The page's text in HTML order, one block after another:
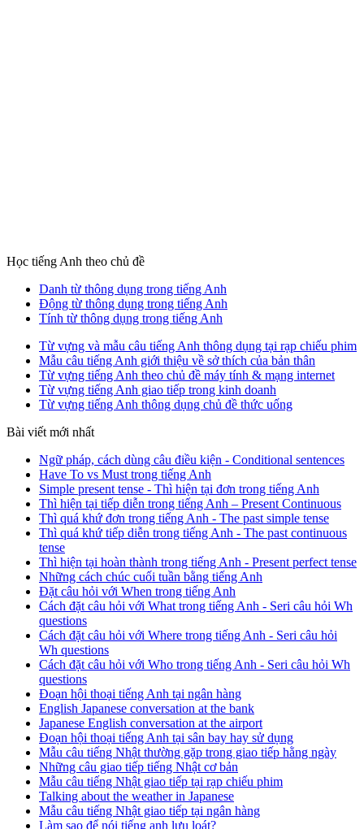
Học tiếng Anh theo chủ đề
Danh từ thông dụng trong tiếng Anh
Động từ thông dụng trong tiếng Anh
Tính từ thông dụng trong tiếng Anh
Từ vựng và mẫu câu tiếng Anh thông dụng tại rạp chiếu phim
Mẫu câu tiếng Anh giới thiệu về sở thích của bản thân
Từ vựng tiếng Anh theo chủ đề máy tính & mạng internet
Từ vựng tiếng Anh giao tiếp trong kinh doanh
Từ vựng tiếng Anh thông dụng chủ đề thức uống
Bài viết mới nhất
Ngữ pháp, cách dùng câu điều kiện - Conditional sentences
Have To vs Must trong tiếng Anh
Simple present tense - Thì hiện tại đơn trong tiếng Anh
Thì hiện tại tiếp diễn trong tiếng Anh – Present Continuous
Thì quá khứ đơn trong tiếng Anh - The past simple tense
Thì quá khứ tiếp diễn trong tiếng Anh - The past continuous
tense
Thì hiện tại hoàn thành trong tiếng Anh - Present perfect tense
Những cách chúc cuối tuần bằng tiếng Anh
Đặt câu hỏi với When trong tiếng Anh
Cách đặt câu hỏi với What trong tiếng Anh - Seri câu hỏi Wh
questions
Cách đặt câu hỏi với Where trong tiếng Anh - Seri câu hỏi
Wh questions
Cách đặt câu hỏi với Who trong tiếng Anh - Seri câu hỏi Wh
questions
Đoạn hội thoại tiếng Anh tại ngân hàng
English Japanese conversation at the bank
Japanese English conversation at the airport
Đoạn hội thoại tiếng Anh tại sân bay hay sử dụng
Mẫu câu tiếng Nhật thường gặp trong giao tiếp hằng ngày
Những câu giao tiếp tiếng Nhật cơ bản
Mẫu câu tiếng Nhật giao tiếp tại rạp chiếu phim
Talking about the weather in Japanese
Mẫu câu tiếng Nhật giao tiếp tại ngân hàng
Làm sao để nói tiếng anh lưu loát?